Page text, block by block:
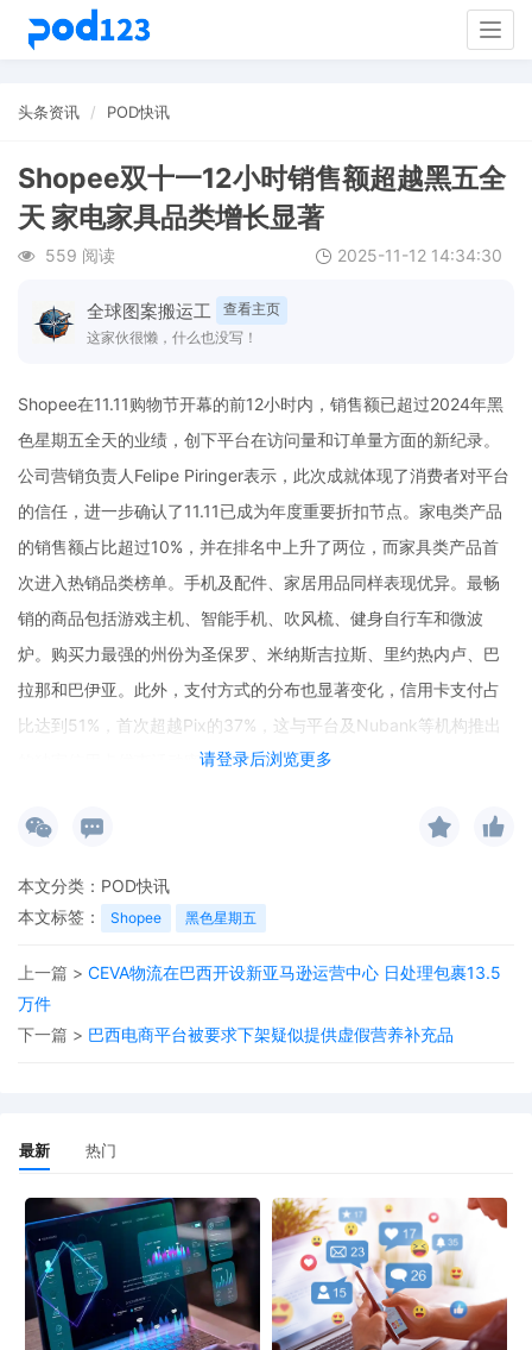
头条资讯 POD快讯
Shopee双十一12小时销售额超越黑五全
天 家电家具品类增长显著
559 阅读 2025-11-12 14:34:30
全球图案搬运工
查看主页
这家伙很懒，什么也没写！
请登录后浏览更多
Shopee在11.11购物节开幕的前12小时内，销售额已超过2024年黑
色星期五全天的业绩，创下平台在访问量和订单量方面的新纪录。
公司营销负责人Felipe Piringer表示，此次成就体现了消费者对平台
的信任，进一步确认了11.11已成为年度重要折扣节点。家电类产品
的销售额占比超过10%，并在排名中上升了两位，而家具类产品首
次进入热销品类榜单。手机及配件、家居用品同样表现优异。最畅
销的商品包括游戏主机、智能手机、吹风梳、健身自行车和微波
炉。购买力最强的州份为圣保罗、米纳斯吉拉斯、里约热内卢、巴
拉那和巴伊亚。此外，支付方式的分布也显著变化，信用卡支付占
比达到51%，首次超越Pix的37%，这与平台及Nubank等机构推出
的独家信用卡优惠活动密切相关。
本文分类： POD快讯
本文标签：
Shopee 黑色星期五
上一篇 > CEVA物流在巴西开设新亚马逊运营中心 日处理包裹13.5
万件
下一篇 > 巴西电商平台被要求下架疑似提供虚假营养补充品
最新 热门